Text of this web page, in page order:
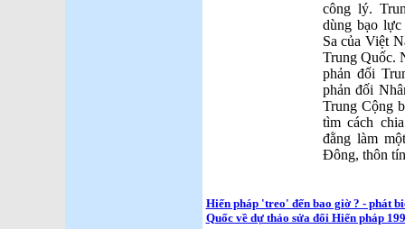
công lý.
dùng bạo
Sa của Việt
Trung Quốc.
phản đối
phản đối
Trung Cộng
tìm cách
đằng làm
Đông, thôn
Hiến pháp 'treo' đến bao giờ ? - phát
Quốc về dự thảo sửa đổi Hiến pháp